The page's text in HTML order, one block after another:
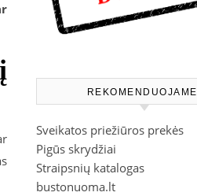
REKOMENDUOJAME
Sveikatos priežiūros prekės
Pigūs skrydžiai
Straipsnių katalogas
bustonuoma.lt